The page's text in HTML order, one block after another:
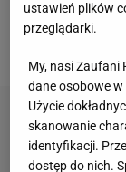
ustawień plików
przeglądarki.
My, nasi Zaufani
dane osobowe
Użycie
skanowanie
identyfikacji.
dostęp do nich.